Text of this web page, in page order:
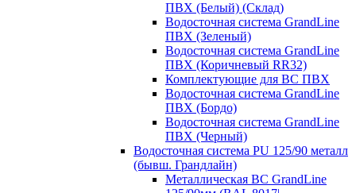
ПВХ (Белый) (Склад)
Водосточная система GrandLine
ПВХ (Зеленый)
Водосточная система GrandLine
ПВХ (Коричневый RR32)
Комплектующие для ВС ПВХ
Водосточная система GrandLine
ПВХ (Бордо)
Водосточная система GrandLine
ПВХ (Черный)
Водосточная система PU 125/90 металл
(бывш. Грандлайн)
Металлическая ВС GrandLine